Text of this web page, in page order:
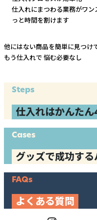
仕入れにまつわる業務がワン
っと時間を割けます
他にはない商品を簡単に見つけ
もう仕入れで 悩む必要なし
Steps
仕入れはかんた
Cases
グッズで成功す
FAQs
よくある質問